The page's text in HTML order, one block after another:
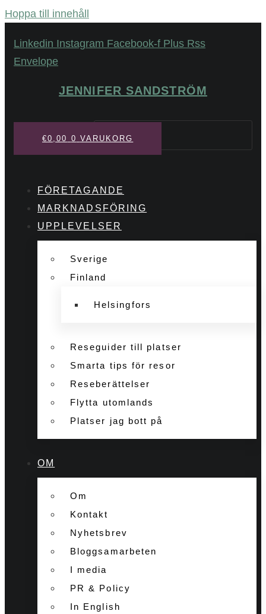
Hoppa till innehåll
Linkedin Instagram Facebook-f Plus Rss
Envelope
JENNIFER SANDSTRÖM
Sök
€0,00 0 VARUKORG
FÖRETAGANDE
MARKNADSFÖRING
UPPLEVELSER
Sverige
Finland
Helsingfors
Reseguider till platser
Smarta tips för resor
Reseberättelser
Flytta utomlands
Platser jag bott på
OM
Om
Kontakt
Nyhetsbrev
Bloggsamarbeten
I media
PR & Policy
In English